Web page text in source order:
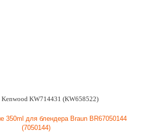
KW714431 (KW658522)